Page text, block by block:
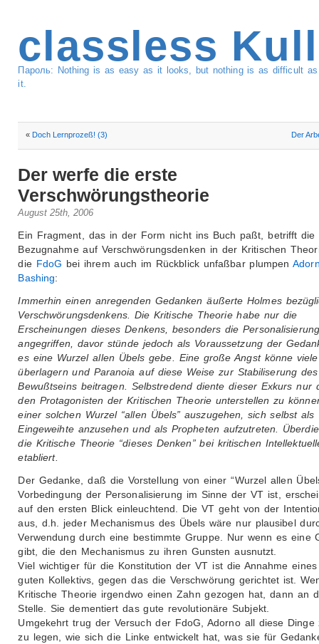
classless
Пароль: Nothing is as easy as it looks, but nothing is as difficult
it.
«Doch Lernprozeß! (3) Der
Der werfe die erste
Verschwörungstheorie
August 25th, 2006
Ein Fragment, das in der Form nicht ins Buch paßt, betrifft die
Bezugnahme auf Verschwörungsdenken in der Kritischen
die FdoG bei ihrem auch im Rückblick unfaßbar plumpen
Bashing:
Immerhin einen anregenden Gedanken äußerte Holmes
Verschwörungsdenkens. Die Kritische Theorie habe nur die
Erscheinungen dieses Denkens, besonders die
angegriffen, davor stünde jedoch als Voraussetzung der
es eine Wurzel allen Übels gebe. Eine große Angst könne
überlagern und Paranoia auf diese Weise zur Stabiliserung des
Bewußtseins beitragen. Selbstredend diente dieser Exkurs nur
den Protagonisten der Kritischen Theorie unterstellen zu
einer solchen Wurzel “allen Übels” auszugehen, sich selbst als
Eingeweihte anzusehen und als Propheten aufzutreten.
die Kritische Theorie “dieses Denken” bei kritischen
etabliert.
Der Gedanke, daß die Vorstellung von einer “Wurzel allen
Vorbedingung der Personalisierung im Sinne der VT ist,
auf den ersten Blick einleuchtend. Die VT geht von der
aus, d.h. jeder Mechanismus des Übels wäre nur plausibel
Verwendung durch eine bestimmte Gruppe. Nur wenn es eine
gibt, die den Mechanismus zu ihren Gunsten ausnutzt.
Viel wichtiger für die Konstitution der VT ist die Annahme
guten Kollektivs, gegen das die Verschwörung gerichtet ist.
Kritische Theorie irgendwo einen Zahn gezogen hat, dann an
Stelle. Sie dementiert das gute revolutionäre Subjekt.
Umgekehrt trug der Versuch der FdoG, Adorno all diese Dinge
zu legen, wie sich die Linke entwickelt hat, was sie für